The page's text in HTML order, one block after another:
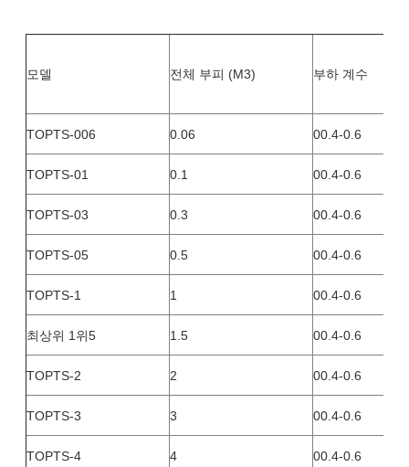
모델 전체 부피 (M3) 부하 계수
TOPTS-006 0.06 00.4-0.6
TOPTS-01 0.1 00.4-0.6
TOPTS-03 0.3 00.4-0.6
TOPTS-05 0.5 00.4-0.6
TOPTS-1 1 00.4-0.6
최상위 1위5 1.5 00.4-0.6
TOPTS-2 2 00.4-0.6
TOPTS-3 3 00.4-0.6
TOPTS-4 4 00.4-0.6